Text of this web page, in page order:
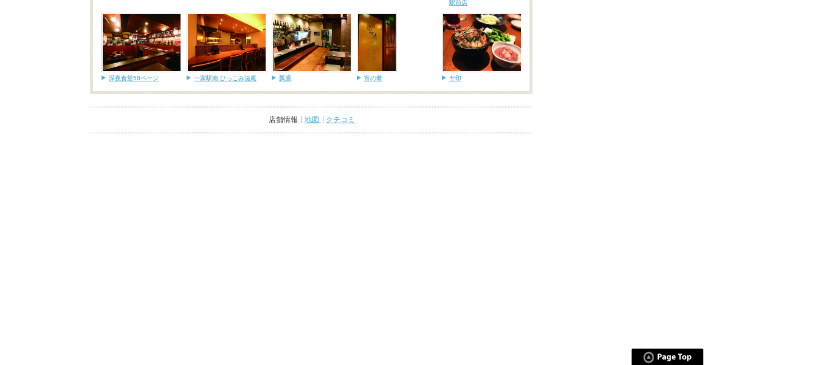
駅前店
深夜食堂58ページ 一家駅南 ひっこみ滋庵 瓢膳 宵の肴 ヤ印
店舗情報 地図 クチコミ